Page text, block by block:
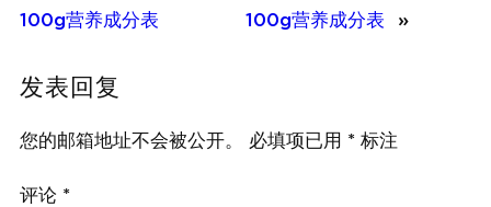
100g营养成分表
100g营养成分表
»
发表回复
您的邮箱地址不会被公开。 必填项已用 * 标注
评论 *